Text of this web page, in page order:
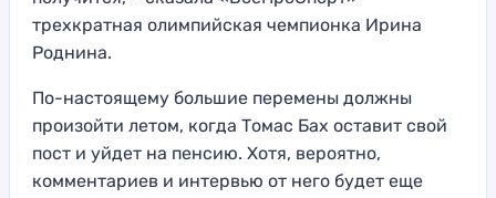
трехкратная олимпийская чемпионка Ирина
Роднина.
По-настоящему большие перемены должны
произойти летом, когда Томас Бах оставит свой
пост и уйдет на пенсию. Хотя, вероятно,
комментариев и интервью от него будет еще